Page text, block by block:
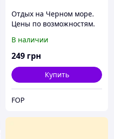
Отдых на Черном море.
Цены по возможностям.
на курорте КАТРАНКА в
Одесской области.
В наличии
249 грн
Купить
FOP